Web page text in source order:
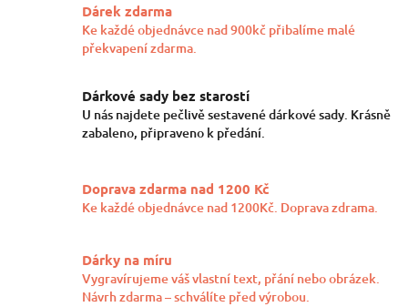
Dárek zdarma
Ke každé objednávce nad 900kč přibalíme malé
překvapení zdarma.
Dárkové sady bez starostí
U nás najdete pečlivě sestavené dárkové sady. Krásně
zabaleno, připraveno k předání.
Doprava zdarma nad 1200 Kč
Ke každé objednávce nad 1200Kč. Doprava zdrama.
Dárky na míru
Vygravírujeme váš vlastní text, přání nebo obrázek.
Návrh zdarma – schválíte před výrobou.